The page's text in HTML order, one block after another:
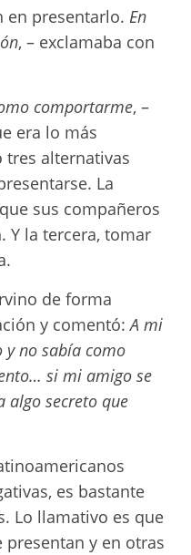
en presentarlo. En
, – exclamaba con
comportarme, –
era lo más
tres alternativas
La
sus compañeros
Y la tercera, tomar
de forma
y comentó:A mi
y no sabía como
si mi amigo se
algo secreto que
es bastante
Lo llamativo es que
presentan y en otras